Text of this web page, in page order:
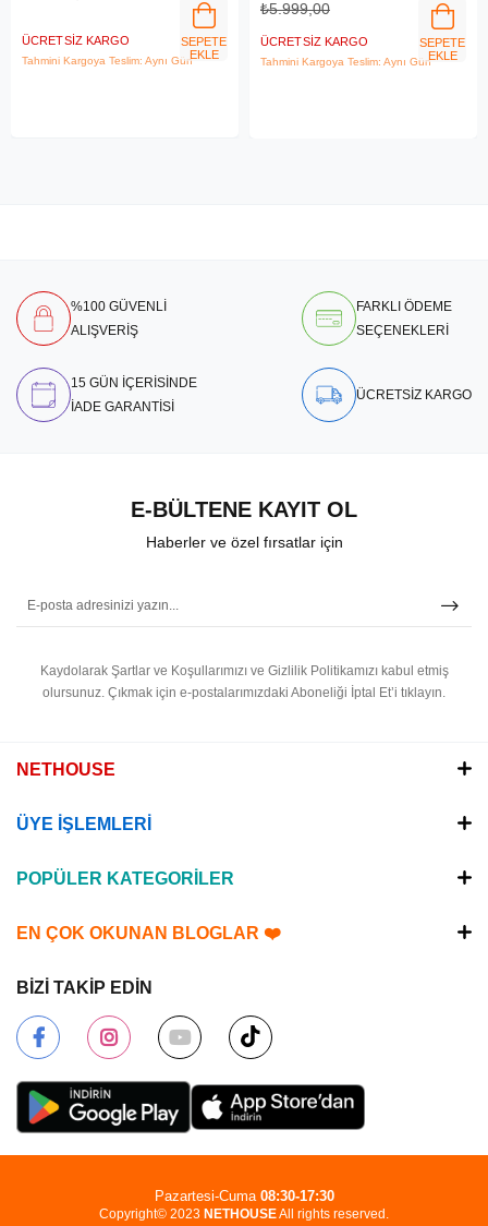
ÜCRETSIZ KARGO
Tahmini Kargoya Teslim: Aynı Gün
SEPETE
EKLE
₺5.999,00
ÜCRETSIZ KARGO
Tahmini Kargoya Teslim: Aynı Gün
SEPETE
EKLE
%100 GÜVENLİ
ALIŞVERİŞ
FARKLI ÖDEME
SEÇENEKLERİ
15 GÜN İÇERİSİNDE
İADE GARANTİSİ
ÜCRETSİZ KARGO
E-BÜLTENE KAYIT OL
Haberler ve özel fırsatlar için
Kaydolarak Şartlar ve Koşullarımızı ve Gizlilik Politikamızı kabul etmiş
olursunuz. Çıkmak için e-postalarımızdaki Aboneliği İptal Et’i tıklayın.
NETHOUSE
ÜYE İŞLEMLERİ
POPÜLER KATEGORİLER
EN ÇOK OKUNAN BLOGLAR ❤️
BİZİ TAKİP EDİN
Copyright© 2023 NETHOUSEAll rights reserved.
Pazartesi-Cuma 08:30-17:30